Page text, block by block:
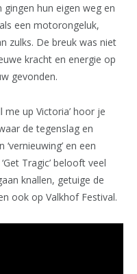
hun eigen weg en
een motorongeluk,
zulks. De breuk was niet
kracht en energie op
gevonden.
me up Victoria’ hoor je
de tegenslag en
en een
Tragic’ belooft veel
knallen, getuige de
ook op Valkhof Festival.